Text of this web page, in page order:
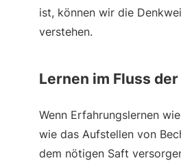
ist, können wir die
verstehen.
Lernen im Fluss
Wenn Erfahrungslernen
wie das Aufstellen von
dem nötigen Saft